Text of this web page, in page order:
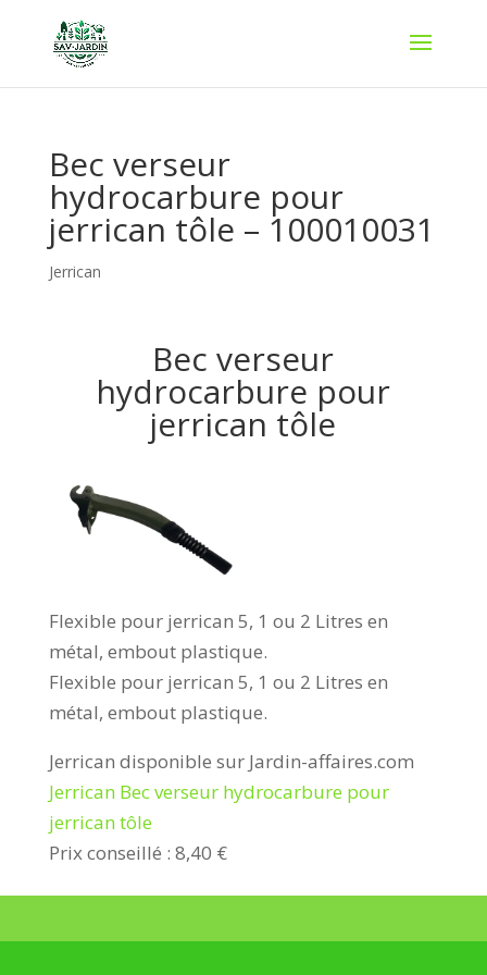
Bec verseur
hydrocarbure pour
jerrican tôle – 100010031
Jerrican
Bec verseur
hydrocarbure pour
jerrican tôle
Flexible pour jerrican 5, 1 ou 2 Litres en
métal, embout plastique.
Flexible pour jerrican 5, 1 ou 2 Litres en
métal, embout plastique.
Jerrican disponible sur Jardin-affaires.com
Jerrican Bec verseur hydrocarbure pour
jerrican tôle
Prix conseillé : 8,40 €